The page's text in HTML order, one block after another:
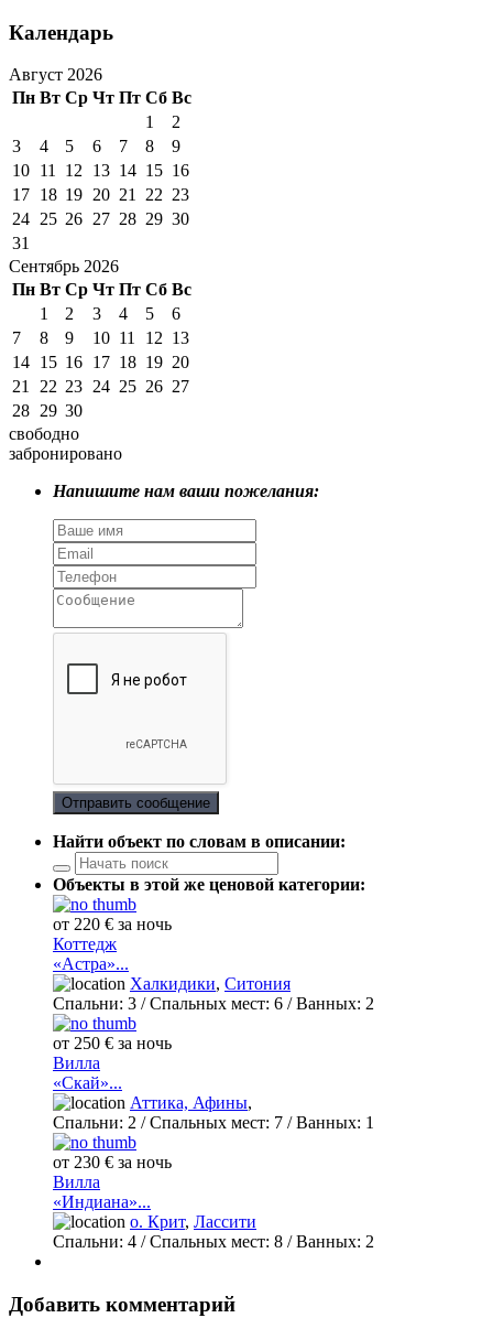
Календарь
Август 2026
Пн Вт Ср Чт Пт Сб Вс
1
2
3
4 5 6 7 8
9
10 11 12 13 14 15 16
17 18 19 20 21 22 23
24 25 26 27 28 29 30
31
Сентябрь 2026
Пн Вт Ср Чт Пт Сб Вс
1
2 3 4 5
6
7
8 9 10 11 12 13
14 15 16 17 18 19 20
21
22 23 24 25 26 27
28 29 30
свободно
забронировано
Напишите нам ваши пожелания:
Отправить сообщение
Найти объект по словам в описании:
Объекты в этой же ценовой категории:
от 220 € за ночь
Коттедж
«Астра»...
Халкидики, Ситония
Спальни: 3 / Спальных мест: 6 /Ванных: 2
от 250 € за ночь
Вилла
«Скай»...
Аттика, Афины,
Спальни: 2 / Спальных мест: 7 /Ванных: 1
от 230 € за ночь
Вилла
«Индиана»...
о. Крит, Лассити
Спальни: 4 / Спальных мест: 8 /Ванных: 2
Добавить комментарий